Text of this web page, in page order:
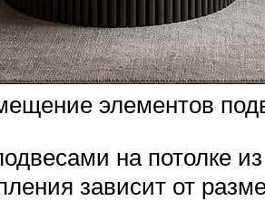
элементов
на потолке
зависит от